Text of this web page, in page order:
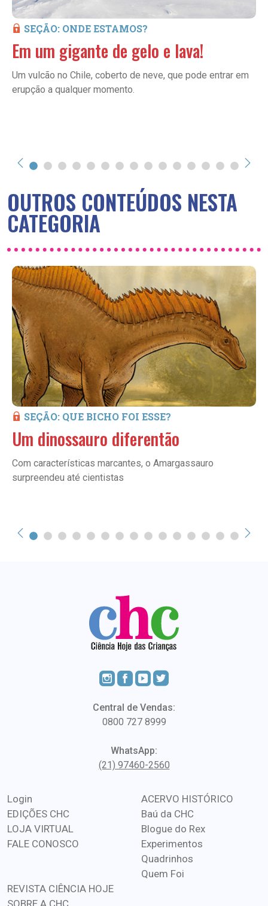
SEÇÃO: ONDE ESTAMOS?
Em um gigante de gelo e lava!
Um vulcão no Chile, coberto de neve, que pode entrar em
erupção a qualquer momento.
OUTROS CONTEÚDOS NESTA
CATEGORIA
SEÇÃO: QUE BICHO FOI ESSE?
Um dinossauro diferentão
Com características marcantes, o Amargassauro
surpreendeu até cientistas
Central de Vendas:
0800 727 8999
WhatsApp:
(21) 97460-2560
Login
EDIÇÕES CHC
LOJA VIRTUAL
FALE CONOSCO
ACERVO HISTÓRICO
Baú da CHC
Blogue do Rex
Experimentos
Quadrinhos
Quem Foi
REVISTA CIÊNCIA HOJE